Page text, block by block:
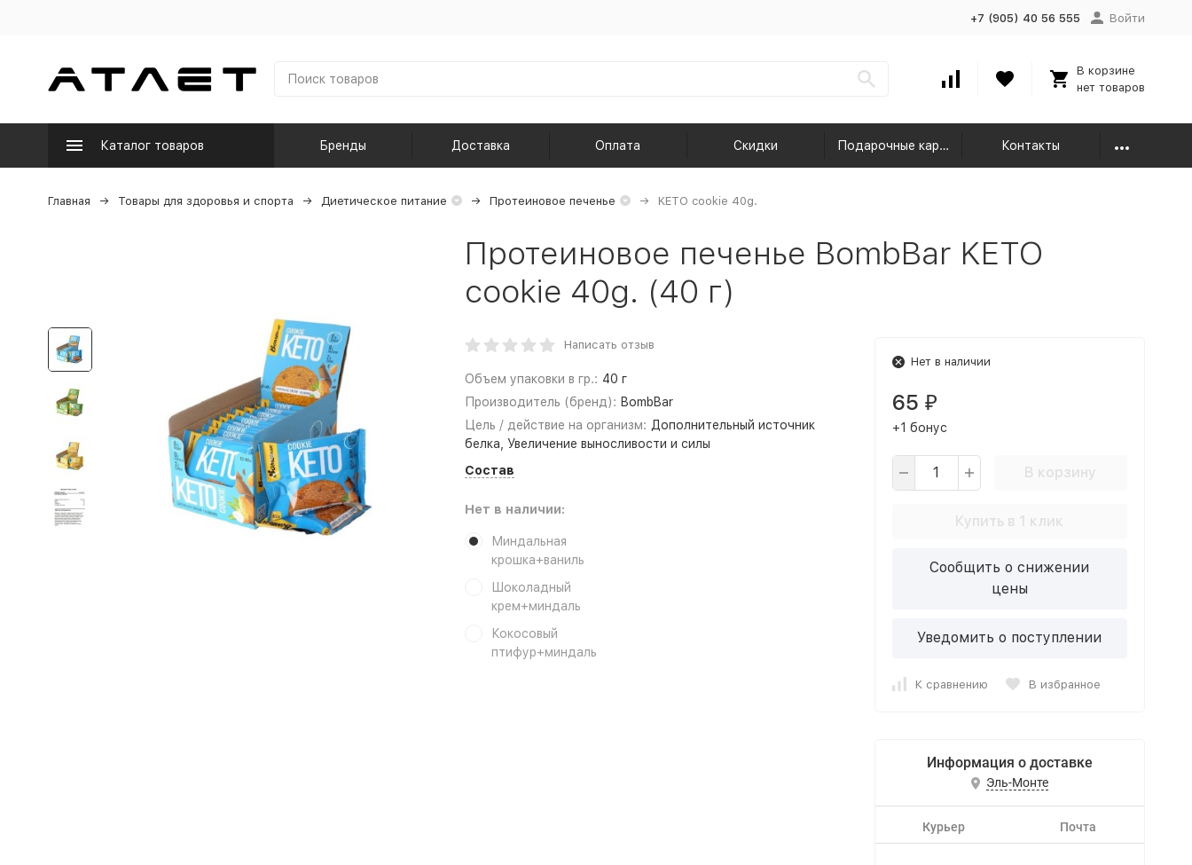
+7 (905) 40 56 555 Войти
В корзине
нет товаров
Каталог товаров Бренды Доставка Оплата Скидки Подарочные карты Контакты
Главная Товары для здоровья и спорта Диетическое питание Протеиновое печенье KETO cookie 40g.
Протеиновое печенье BombBar KETO
cookie 40g. (40 г)
Написать отзыв
Объем упаковки в гр.: 40 г
Производитель (бренд): BombBar
Цель / действие на организм: Дополнительный источник
белка, Увеличение выносливости и силы
Состав
Нет в наличии:
Миндальная
крошка+ваниль
Шоколадный
крем+миндаль
Кокосовый
птифур+миндаль
Нет в наличии
65 ₽
+1 бонус
В корзину
Купить в 1 клик
Сообщить о снижении
цены
Уведомить о поступлении
К сравнению В избранное
Информация о доставке
Эль-Монте
Курьер Почта